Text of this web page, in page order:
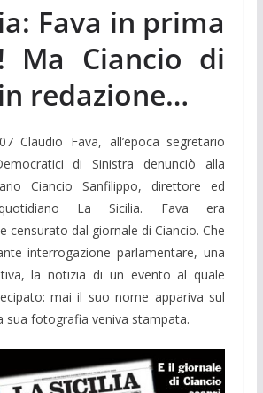
Fava in prima
Ma Ciancio di
redazione…
Claudio Fava, all’epoca segretario
di Sinistra denunciò alla
Ciancio Sanfilippo, direttore ed
La Sicilia. Fava era
censurato dal giornale di Ciancio. Che
interrogazione parlamentare, una
la notizia di un evento al quale
mai il suo nome appariva sul
sua fotografia veniva stampata.